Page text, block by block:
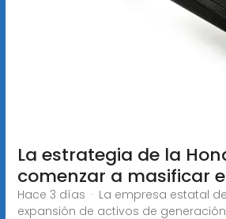
La estrategia de la
comenzar a masificar
Hace 3 días · La empresa estatal
expansión de activos de